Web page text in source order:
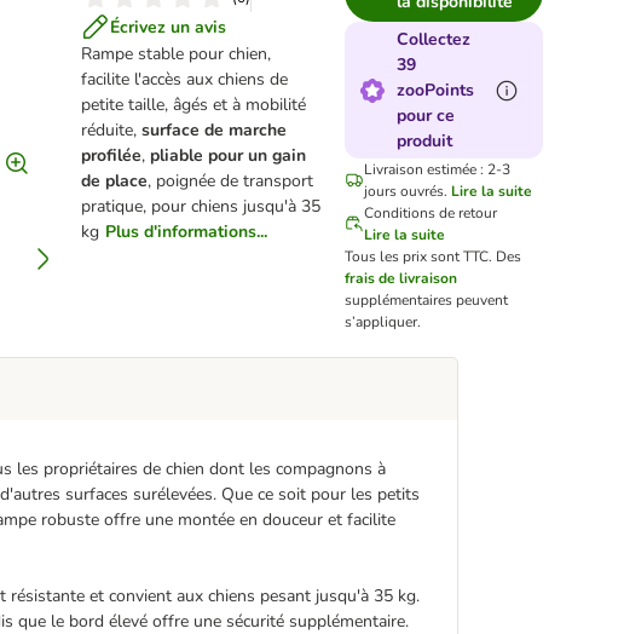
Écrivez un avis
Rampe stable pour chien,
facilite l'accès aux chiens de
petite taille, âgés et à mobilité
réduite,surface de marche
profilée, pliable pour un gain
de place, poignée de transport
pratique, pour chiens jusqu'à 35
kg Plus d'informations...
Collectez
39
zooPoints
pour ce
produit
Livraison estimée : 2-3
jours ouvrés. Lire la suite
Conditions de retour
Lire la suite
Tous les prix sont TTC. Des
frais de livraison
supplémentaires peuvent
s’appliquer.
les propriétaires de chien dont les compagnons à
surfaces surélevées. Que ce soit pour les petits
robuste offre une montée en douceur et facilite
et convient aux chiens pesant jusqu'à 35 kg.
que le bord élevé offre une sécurité supplémentaire.